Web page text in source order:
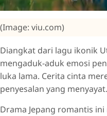
(Image: viu.com)
Diangkat dari lagu ikonik
mengaduk-aduk emosi
luka lama. Cerita cinta
penyesalan yang menyayat.
Drama Jepang romantis